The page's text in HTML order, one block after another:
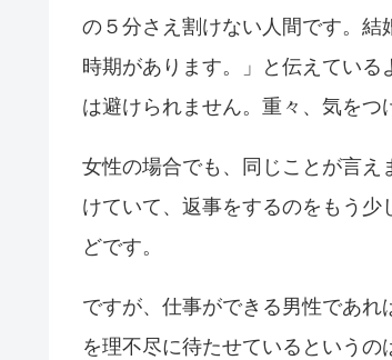
の５分さえ割けない人間です。
時期があります。」と伝えてい
は避けられません。重々、気をつ
女性の場合でも、同じことが言
けていて、返事をするのをもう
どです。
ですが、仕事ができる男性であ
を理不尽に待たせているというの